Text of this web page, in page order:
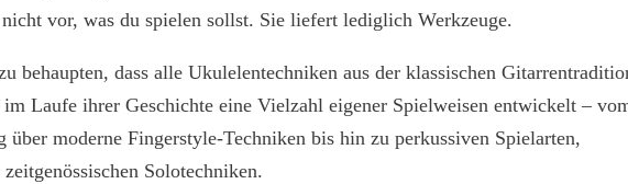
vor, was du spielen sollst. Sie liefert lediglich Werkzeuge.
behaupten, dass alle Ukulelentechniken aus der klassischen
Laufe ihrer Geschichte eine Vielzahl eigener Spielweisen entwickelt –
über moderne Fingerstyle-Techniken bis hin zu perkussiven Spielarten,
Solotechniken.